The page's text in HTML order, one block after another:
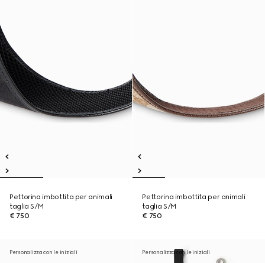
Pettorina imbottita per animali
taglia S/M
€ 750
Pettorina imbottita per animali
taglia S/M
€ 750
Personalizza con le iniziali Personalizza con le iniziali